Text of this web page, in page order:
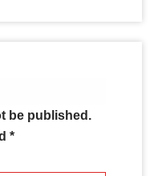
be published.
*